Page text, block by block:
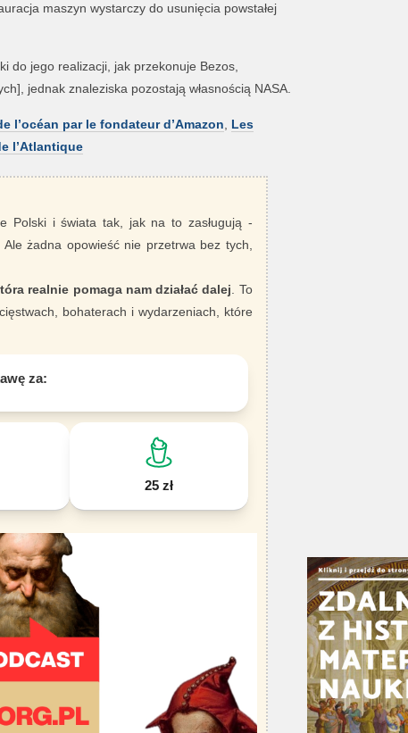
maszyn wystarczy do usunięcia powstałej
do jego realizacji, jak przekonuje Bezos,
jednak znaleziska pozostają własnością NASA.
l’océan par le fondateur d’Amazon
Les
l’Atlantique
Polski i świata tak, jak na to zasługują -
żadna opowieść nie przetrwa bez tych,
realnie pomaga nam działać dalej . To
bohaterach i wydarzeniach, które
za:
25 zł